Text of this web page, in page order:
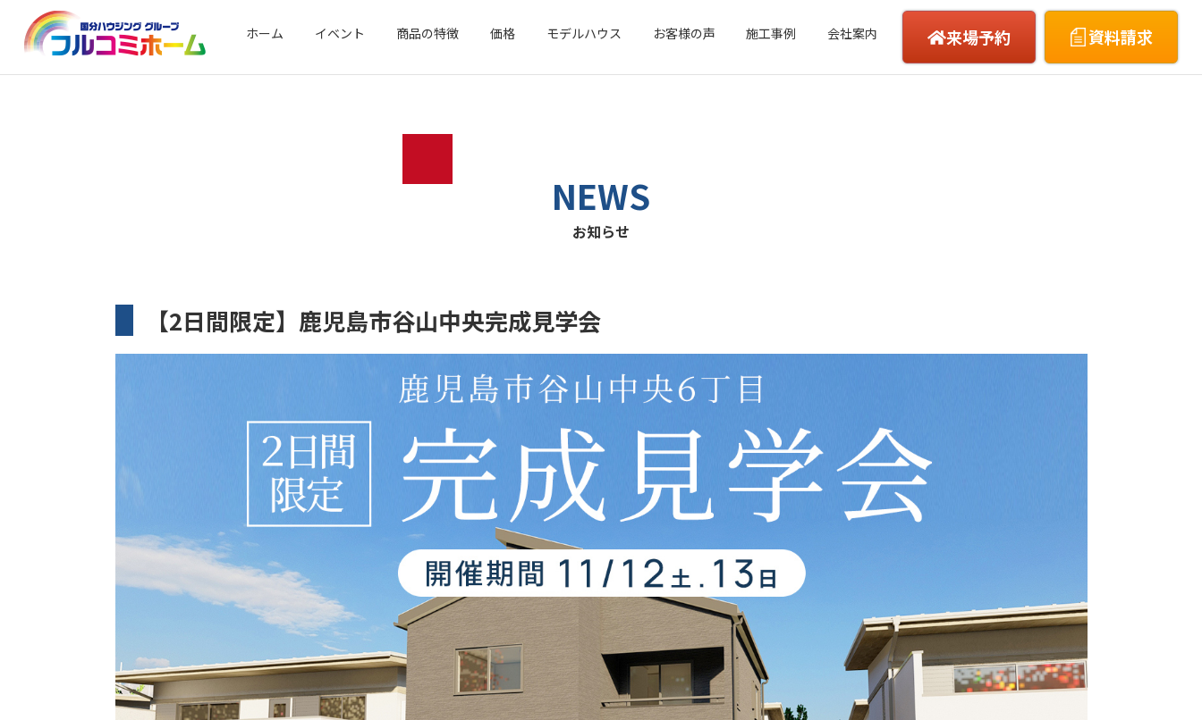
ホーム イベント 商品の特徴 価格 モデルハウス お客様の声 施工事例 会社案内 来場予約 資料請求
NEWS
お知らせ
【2日間限定】鹿児島市谷山中央完成見学会